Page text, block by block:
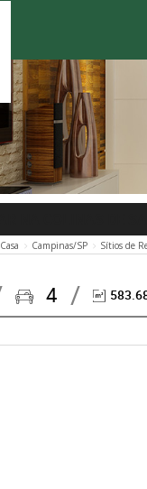
Casa Campinas/SP Sítios de
4